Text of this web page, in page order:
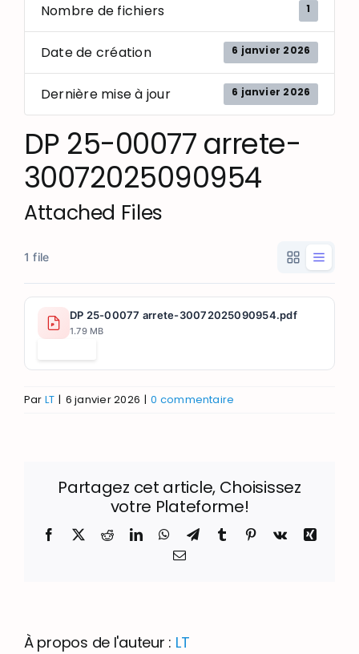
Nombre de fichiers 1
Date de création 6 janvier 2026
Dernière mise à jour 6 janvier 2026
DP 25-00077 arrete-
30072025090954
Attached Files
1 file
DP 25-00077 arrete-30072025090954.pdf
1.79 MB
Par LT | 6 janvier 2026 | 0 commentaire
Partagez cet article, Choisissez
votre Plateforme!
Facebook
X RedditLinkedInWhatsApp
TelegramTumblr Pinterest
Vk
Xing
Email
À propos de l'auteur : LT